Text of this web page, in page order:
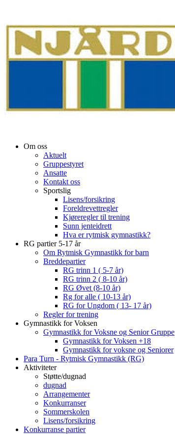
Om oss
Aktuelt
Gruppestyret
Ansatte
Kontakt oss
Sportslig
Lisens/forsikring
Foreldrevettregler
Kjøreregler til trening
Sunn jenteidrett
Hva er rytmisk gymnastikk?
RG partier 5-17 år
Om Rytmisk Gymnastikk for barn
Breddepartier
RG trinn 1 ( 5-7 år)
RG trinn 2 ( 8-10 år)
RG Øvet (8-10 år)
Rg for alle ( 10-13 år)
RG for Ungdom ( 13- 17 år)
Regler for trening
Gymnastikk for Voksen
Gymnastikk for Voksne og Senior Gruppe
Gymnastikk for Voksen +18
Gymnastikk for voksne og Seniorer
Para Turn - Rytmisk Gymnastikk (RG)
Aktiviteter
Støtte/dugnad
dugnad
Arrangementer
Konkurranser
Sommerskolen
Lisens/forsikring
Konkurranse partier